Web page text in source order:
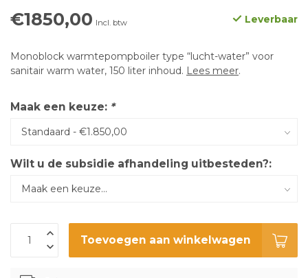
€1850,00 Incl. btw Leverbaar
Monoblock warmtepompboiler type “lucht-water” voor
sanitair warm water, 150 liter inhoud. Lees meer.
Maak een keuze: *
Wilt u de subsidie afhandeling uitbesteden?:
Toevoegen aan winkelwagen